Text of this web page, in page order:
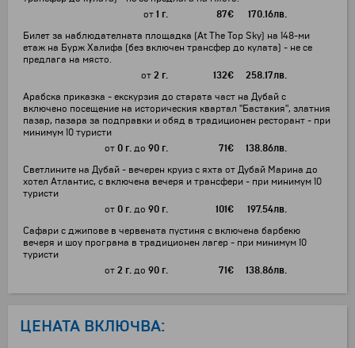
от 1 г. 87€ 170.16лв.
Билет за наблюдателната площадка (At The Top Sky) на 148-ми
етаж на Бурж Халифа (без включен трансфер до кулата) - не се
предлага на място.
от 2 г. 132€ 258.17лв.
Арабска приказка - екскурзия до старата част на Дубай с
включено посещение на историческия квартал "Бастакия", златния
пазар, пазара за подправки и обяд в традиционен ресторант - при
минимум 10 туристи
от 0 г.до 90 г. 71€ 138.86лв.
Светлините на Дубай - вечерен круиз с яхта от Дубай Марина до
хотел Атлантис, с включена вечеря и трансфери - при минимум 10
туристи
от 0 г.до 90 г. 101€ 197.54лв.
Сафари с джипове в червената пустиня с включена барбекю
вечеря и шоу програма в традиционен лагер - при минимум 10
туристи
от 2 г.до 90 г. 71€ 138.86лв.
ЦЕНАТА ВКЛЮЧВА: